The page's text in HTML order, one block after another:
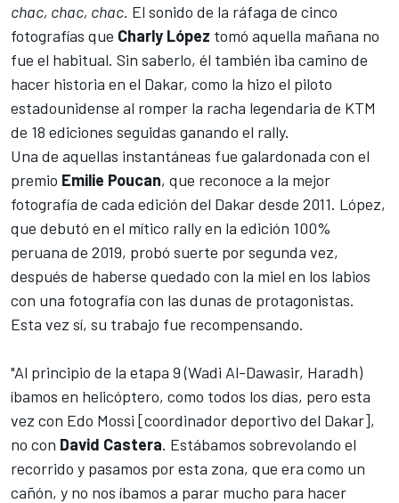
chac, chac, chac. El sonido de la ráfaga de cinco
fotografías que Charly López tomó aquella mañana no
fue el habitual. Sin saberlo, él también iba camino de
hacer historia en el Dakar, como la hizo el piloto
estadounidense al romper la racha legendaria de KTM
de 18 ediciones seguidas ganando el rally.
Una de aquellas instantáneas fue galardonada con el
premio Emilie Poucan, que reconoce a la mejor
fotografía de cada edición del Dakar desde 2011. López,
que debutó en el mítico rally en la edición 100%
peruana de 2019, probó suerte por segunda vez,
después de haberse quedado con la miel en los labios
con una fotografía con las dunas de protagonistas.
Esta vez sí, su trabajo fue recompensando.
"Al principio de la etapa 9 (Wadi Al-Dawasir, Haradh)
íbamos en helicóptero, como todos los días, pero esta
vez con Edo Mossi [coordinador deportivo del Dakar],
no con David Castera. Estábamos sobrevolando el
recorrido y pasamos por esta zona, que era como un
cañón, y no nos íbamos a parar mucho para hacer